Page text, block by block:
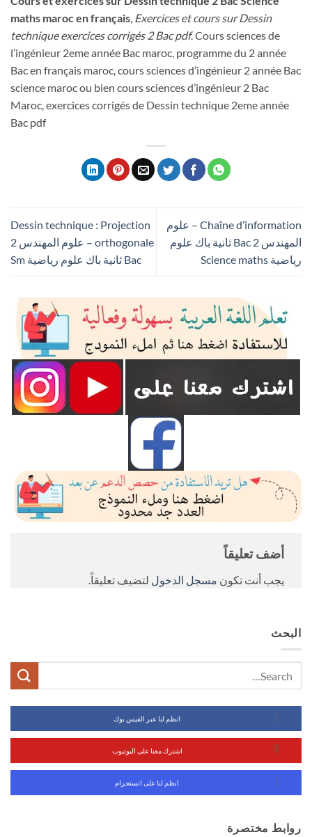
maths maroc en français Exercices et cours sur Dessin
technique exercices corrigés 2 Bac pdf. Cours sciences de
l’ingénieur 2eme année Bac maroc, programme du 2 année
Bac en français maroc, cours sciences d’ingénieur 2 année Bac
science maroc ou bien cours sciences d’ingénieur 2 Bac
Maroc, exercices corrigés de Dessin technique 2eme année
Bac pdf
Chaîne d’information – علوم
المهندس 2 Bac ثانية باك علوم
رياضية Science maths
Dessin technique : Projection
orthogonale – علوم المهندس 2
Bac ثانية باك علوم رياضية Sm
أضف تعليقاً
يجب أنت تكون مسجل الدخول لتضيف تعليقاً.
البحث
انظم لنا عبر الفيس بوك
اشترك معنا على اليوتيوب
انظم لنا على انستجرام
روابط مختصرة